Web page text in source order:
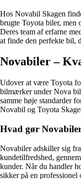
Hos Novabil Skagen
brugte Toyota biler, men
Deres team af erfarne
at finde den perfekte bil,
Novabiler –
Udover at være Toyota
bilmærker under Nova
samme høje standarder
Novabil og Toyota
Hvad gør
Novabiler adskiller sig
kundetilfredshed,
kunder. Når du handler
sikker på en professionel